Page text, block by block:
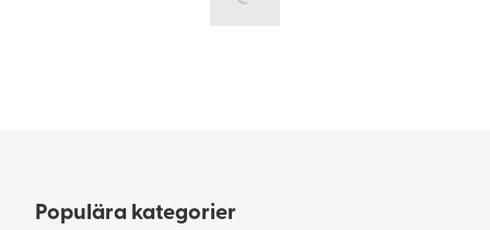
Populära kategorier